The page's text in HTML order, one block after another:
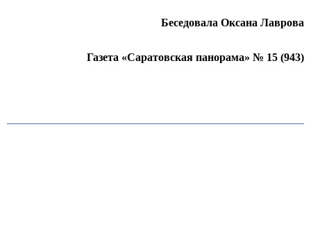
Беседовала Оксана Лаврова
Газета «Саратовская панорама» № 15 (943)